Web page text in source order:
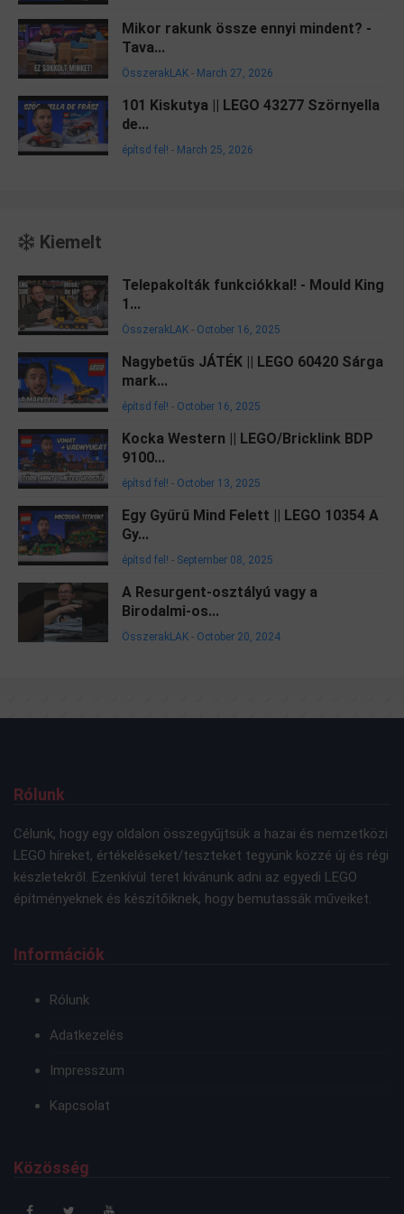
Mikor rakunk össze ennyi mindent? -
Tava...
ÖsszerakLAK - March 27, 2026
101 Kiskutya || LEGO 43277 Szörnyella
de...
építsd fel! - March 25, 2026
Kiemelt
Telepakolták funkciókkal! - Mould King
1...
ÖsszerakLAK - October 16, 2025
Nagybetűs JÁTÉK || LEGO 60420 Sárga
mark...
építsd fel! - October 16, 2025
Kocka Western || LEGO/Bricklink BDP
9100...
építsd fel! - October 13, 2025
Egy Gyűrű Mind Felett || LEGO 10354 A
Gy...
építsd fel! - September 08, 2025
A Resurgent-osztályú vagy a
Birodalmi-os...
ÖsszerakLAK - October 20, 2024
Rólunk
Célunk, hogy egy oldalon összegyűjtsük a hazai és nemzetközi
LEGO híreket, értékeléseket/teszteket tegyünk közzé új és régi
készletekről. Ezenkívül teret kívánunk adni az egyedi LEGO
építményeknek és készítőiknek, hogy bemutassák műveiket.
Információk
Rólunk
Adatkezelés
Impresszum
Kapcsolat
Közösség